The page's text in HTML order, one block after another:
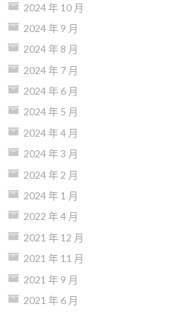
2024 年 10 月
2024 年 9 月
2024 年 8 月
2024 年 7 月
2024 年 6 月
2024 年 5 月
2024 年 4 月
2024 年 3 月
2024 年 2 月
2024 年 1 月
2022 年 4 月
2021 年 12 月
2021 年 11 月
2021 年 9 月
2021 年 6 月